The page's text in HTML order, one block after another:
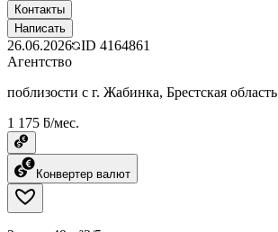
Контакты
Написать
26.06.2026 ID 4164861
Агентство
поблизости с г. Жабинка, Брестская область
1 175 ƃ/мес.
Конвертер валют